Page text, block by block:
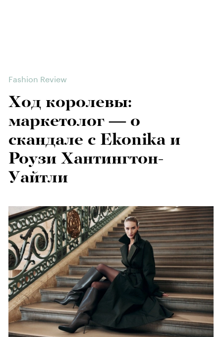
Fashion Review
Ход королевы:
маркетолог — о
скандале с Ekonika и
Роузи Хантингтон-
Уайтли